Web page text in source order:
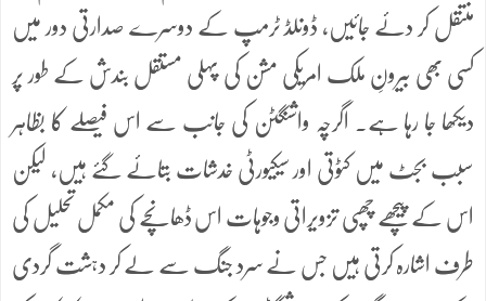
منتقل کر دئے جائیں، ڈونلڈ ٹرمپ کے دوسرے صدارتی دور میں
کسی بھی بیرونِ ملک امریکی مشن کی پہلی مستقل بندش کے طور پر
دیکھا جا رہا ہے۔ اگرچہ واشنگٹن کی جانب سے اس فیصلے کا بظاہر
سبب بجٹ میں کٹوتی اور سیکیورٹی خدشات بتائے گئے ہیں، لیکن
اس کے پیچھے چھپی تزویراتی وجوہات اس ڈھانچے کی مکمل تحلیل کی
طرف اشارہ کرتی ہیں جس نے سرد جنگ سے لے کر دہشت گردی